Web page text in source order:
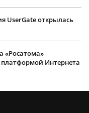
UserGate открылась
«Росатома»
Интернета